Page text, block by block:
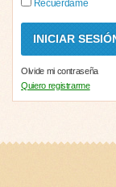
Recuérdame
Olvide mi contraseña
Quiero registrarme